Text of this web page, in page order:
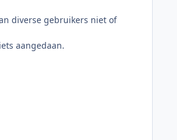
diverse gebruikers niet of
aangedaan.